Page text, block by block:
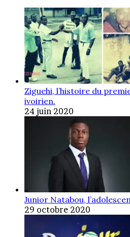
Ziguehi, l’histoire du
ivoirien.
24 juin 2020
Junior Natabou,
29 octobre 2020